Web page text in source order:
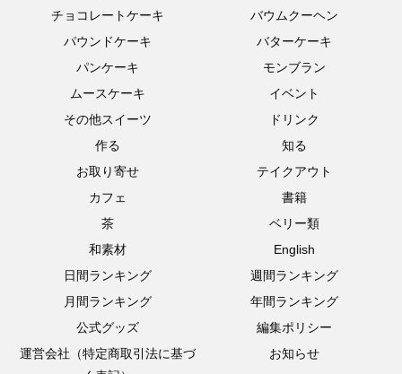
チョコレートケーキ
バウムクーヘン
パウンドケーキ
バターケーキ
パンケーキ
モンブラン
ムースケーキ
イベント
その他スイーツ
ドリンク
作る
知る
お取り寄せ
テイクアウト
カフェ
書籍
茶
ベリー類
和素材
English
日間ランキング
週間ランキング
月間ランキング
年間ランキング
公式グッズ
編集ポリシー
運営会社（特定商取引法に基づ
お知らせ